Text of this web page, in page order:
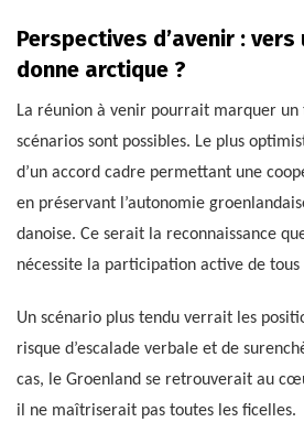
Perspectives d’avenir : vers
donne arctique ?
La réunion à venir pourrait marquer un
scénarios sont possibles. Le plus
d’un accord cadre permettant une
en préservant l’autonomie
danoise. Ce serait la reconnaissance
nécessite la participation active de tous
Un scénario plus tendu verrait les
risque d’escalade verbale et de
cas, le Groenland se retrouverait au
il ne maîtriserait pas toutes les ficelles.